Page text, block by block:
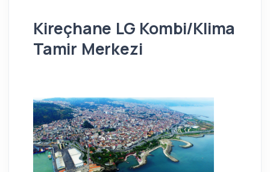
Kireçhane LG Kombi/Klima
Tamir Merkezi